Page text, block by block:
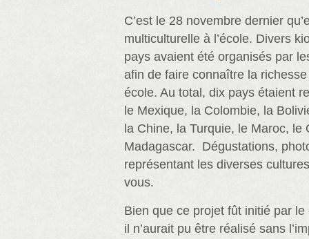
C’est le 28 novembre dernier
multiculturelle à l’école. Divers
pays avaient été organisés par
afin de faire connaître la
école. Au total, dix pays étaient
le Mexique, la Colombie, la
la Chine, la Turquie, le Maroc, le
Madagascar. Dégustations,
représentant les diverses
vous.
Bien que ce projet fût initié par
il n’aurait pu être réalisé sans